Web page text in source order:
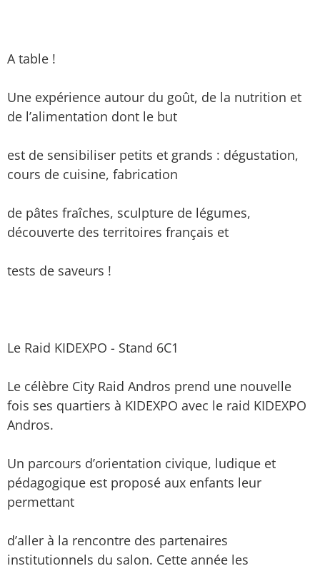
A table !
Une expérience autour du goût, de la nutrition et
de l’alimentation dont le but
est de sensibiliser petits et grands : dégustation,
cours de cuisine, fabrication
de pâtes fraîches, sculpture de légumes,
découverte des territoires français et
tests de saveurs !
Le Raid KIDEXPO - Stand 6C1
Le célèbre City Raid Andros prend une nouvelle
fois ses quartiers à KIDEXPO avec le raid KIDEXPO
Andros.
Un parcours d’orientation civique, ludique et
pédagogique est proposé aux enfants leur
permettant
d’aller à la rencontre des partenaires
institutionnels du salon. Cette année les